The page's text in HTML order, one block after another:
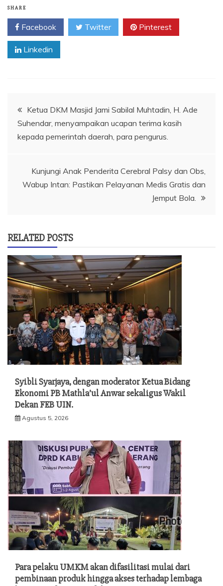
SHARE
Facebook Twitter Pinterest
Linkedin
Navigasi
pos
Ketua DKM Masjid Jami Sabilal Muhtadin, H. Ade
Suhendar, menyampaikan ucapan terima kasih
kepada pemerintah daerah, para pengurus.
Kunjungi Anak Penderita Cerebral Palsy dan Obs,
Wabup Intan: Pastikan Pelayanan Medis Gratis dan
Jemput Bola.
RELATED POSTS
Syibli Syarjaya, dengan moderator Ketua Bidang
Ekonomi PB Mathla’ul Anwar sekaligus Wakil
Dekan FEB UIN.
Agustus 5, 2026
Para pelaku UMKM akan difasilitasi mulai dari
pembinaan produk hingga akses terhadap lembaga